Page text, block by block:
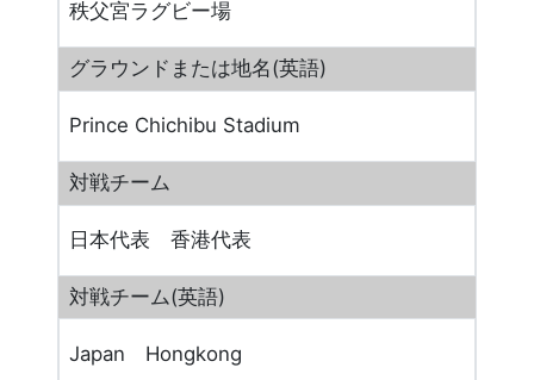
秩父宮ラグビー場
グラウンドまたは地名(英語)
Prince Chichibu Stadium
対戦チーム
日本代表 香港代表
対戦チーム(英語)
Japan Hongkong